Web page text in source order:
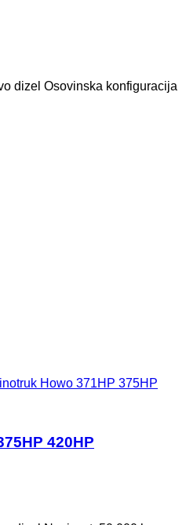
dizel Osovinska konfiguracija
Howo 371HP 375HP
420HP